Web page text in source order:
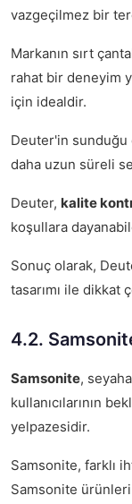
vazgeçilmez bir
Markanın sırt
rahat bir deneyim
için idealdir.
Deuter'in sunduğu
daha uzun süreli
Deuter, kalite
koşullara
Sonuç olarak,
tasarımı ile dikkat
4.2.
Samsonite,
kullanıcılarının
yelpazesidir.
Samsonite, farklı
Samsonite